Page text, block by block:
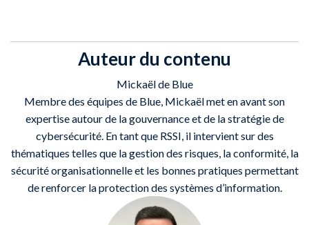
Auteur du contenu
Mickaël de Blue
Membre des équipes de Blue, Mickaël met en avant son
expertise autour de la gouvernance et de la stratégie de
cybersécurité. En tant que RSSI, il intervient sur des
thématiques telles que la gestion des risques, la conformité, la
sécurité organisationnelle et les bonnes pratiques permettant
de renforcer la protection des systèmes d’information.